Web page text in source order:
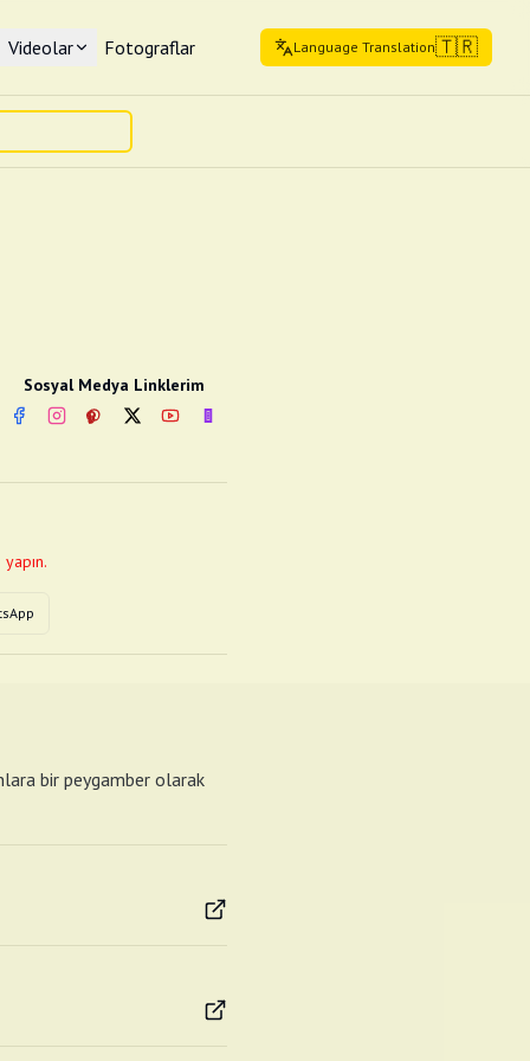
Videolar Fotograflar Language Translation🇹🇷
Sosyal Medya Linklerim
FacebookInstagram
PinterestTwitterYouTubenextsosyal
bir peygamber olarak